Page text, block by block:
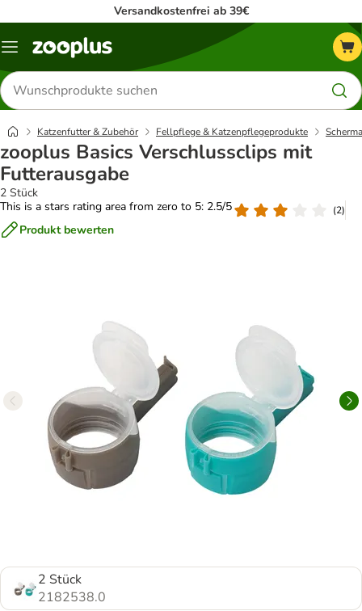
Versandkostenfrei ab 39€
Menü
Produkte
suchen
Katzenfutter & Zubehör Fellpflege & Katzenpflegeprodukte
zooplus Basics Verschlussclips mit
Futterausgabe
2 Stück
This is a stars rating area from zero to 5: 2.5/5
(2)
Produkt bewerten
2 Stück
2182538.0